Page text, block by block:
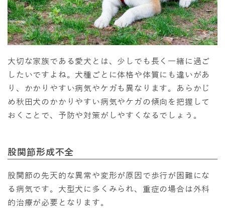
大切な家族である愛犬とは、少しでも長く一緒に過ご
したいですよね。犬種ごとに体格や体質にも違いがあ
り、かかりやすい病気やケガも異なります。あらかじ
め秋田犬のかかりやすい病気やケガの傾向を把握して
おくことで、予防や対策がしやすくなるでしょう。
股関節形成不全
股関節の先天的な異常や変形が原因で歩行が困難にな
る病気です。大型犬に多くみられ、重症の場合は外科
的治療が必要となります。